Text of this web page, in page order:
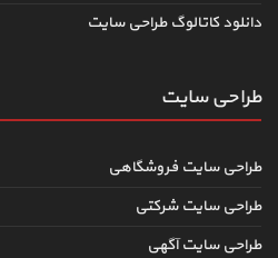
دانلود کاتالوگ طراحی سایت
طراحی سایت
طراحی سایت فروشگاهی
طراحی سایت شرکتی
طراحی سایت آگهی